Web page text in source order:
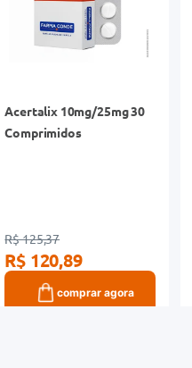
Acertalix 10mg/25mg 30
Comprimidos
R$ 125,37
R$ 120,89
comprar agora